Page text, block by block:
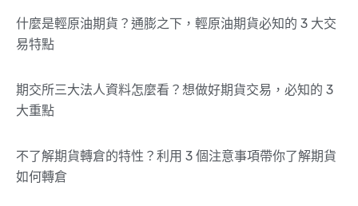
什麼是輕原油期貨？通膨之下，輕原油期貨必知的 3 大交
易特點
期交所三大法人資料怎麼看？想做好期貨交易，必知的 3
大重點
不了解期貨轉倉的特性？利用 3 個注意事項帶你了解期貨
如何轉倉